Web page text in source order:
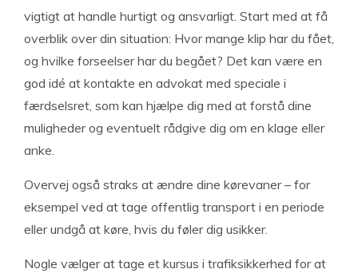
vigtigt at handle hurtigt og ansvarligt. Start med at få
overblik over din situation: Hvor mange klip har du fået,
og hvilke forseelser har du begået? Det kan være en
god idé at kontakte en advokat med speciale i
færdselsret, som kan hjælpe dig med at forstå dine
muligheder og eventuelt rådgive dig om en klage eller
anke.
Overvej også straks at ændre dine kørevaner – for
eksempel ved at tage offentlig transport i en periode
eller undgå at køre, hvis du føler dig usikker.
Nogle vælger at tage et kursus i trafiksikkerhed for at